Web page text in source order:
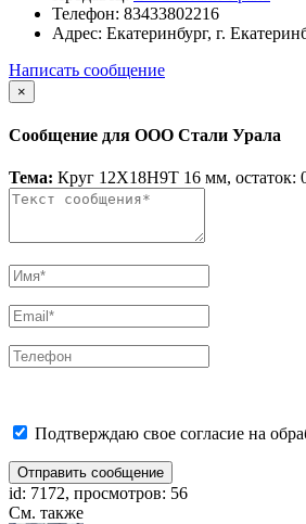
Телефон: 83433802216
Адрес: Екатеринбург, г.
Написать сообщение
×
Сообщение для ООО Стали Урала
Тема: Круг 12Х18Н9Т 16 мм, остаток:
Подтверждаю свое согласие на
Отправить сообщение
id: 7172, просмотров: 56
См. также